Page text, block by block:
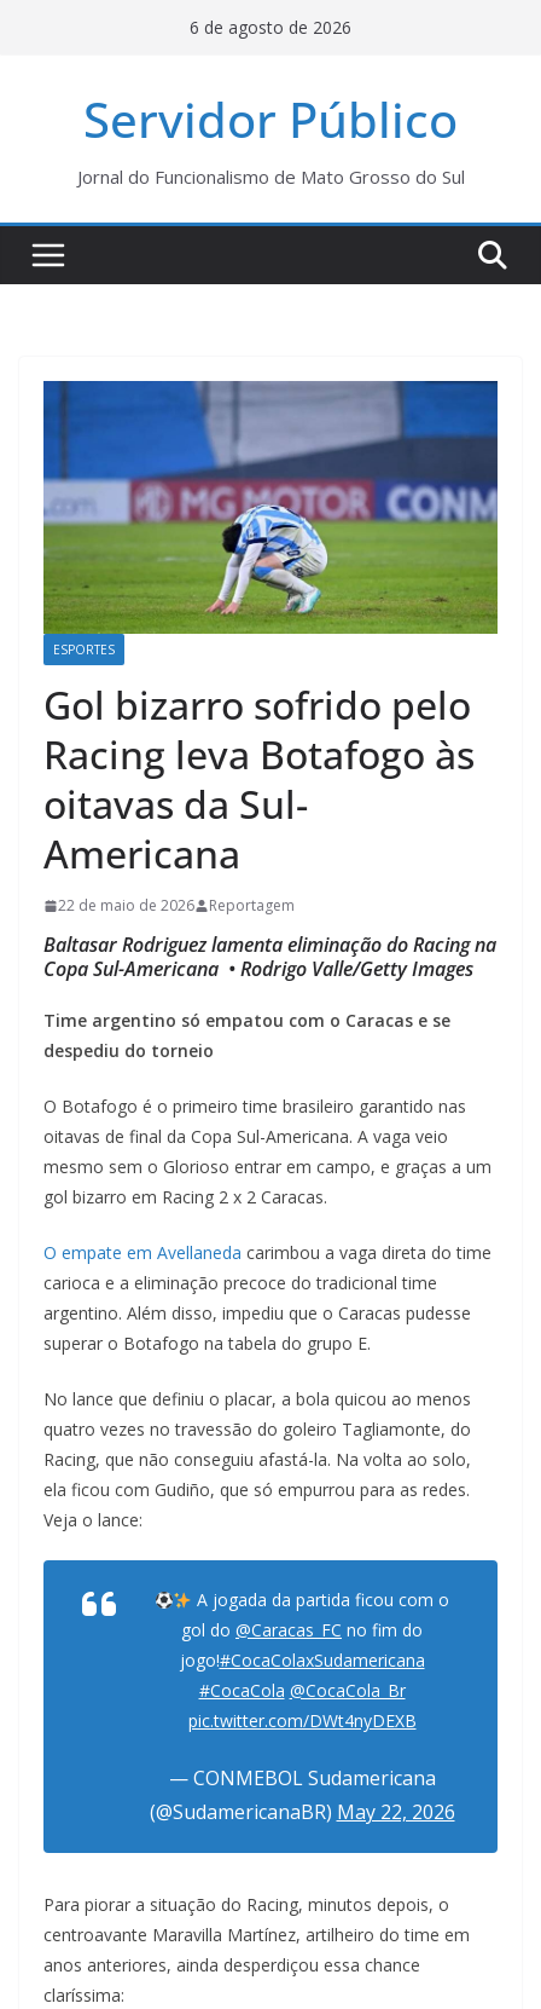
6 de agosto de 2026
Servidor Público
Jornal do Funcionalismo de Mato Grosso do Sul
ESPORTES
Gol bizarro sofrido pelo
Racing leva Botafogo às
oitavas da Sul-
Americana
22 de maio de 2026 Reportagem
Baltasar Rodriguez lamenta eliminação do Racing na
Copa Sul-Americana • Rodrigo Valle/Getty Images
Time argentino só empatou com o Caracas e se
despediu do torneio
O Botafogo é o primeiro time brasileiro garantido nas
oitavas de final da Copa Sul-Americana. A vaga veio
mesmo sem o Glorioso entrar em campo, e graças a um
gol bizarro em Racing 2 x 2 Caracas.
O empate em Avellaneda carimbou a vaga direta do time
carioca e a eliminação precoce do tradicional time
argentino. Além disso, impediu que o Caracas pudesse
superar o Botafogo na tabela do grupo E.
No lance que definiu o placar, a bola quicou ao menos
quatro vezes no travessão do goleiro Tagliamonte, do
Racing, que não conseguiu afastá-la. Na volta ao solo,
ela ficou com Gudiño, que só empurrou para as redes.
Veja o lance:
A jogada da partida ficou com o
gol do @Caracas_FC no fim do
jogo!#CocaColaxSudamericana
#CocaCola @CocaCola_Br
pic.twitter.com/DWt4nyDEXB
— CONMEBOL Sudamericana
(@SudamericanaBR) May 22, 2026
Para piorar a situação do Racing, minutos depois, o
centroavante Maravilla Martínez, artilheiro do time em
anos anteriores, ainda desperdiçou essa chance
claríssima: